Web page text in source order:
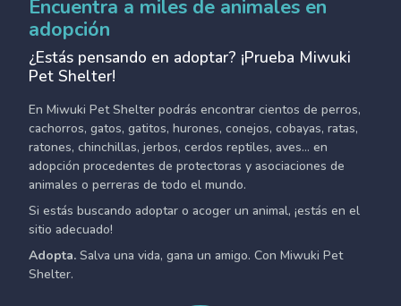
Encuentra a miles de animales en
adopción
¿Estás pensando en adoptar? ¡Prueba Miwuki
Pet Shelter!
En Miwuki Pet Shelter podrás encontrar cientos de perros,
cachorros, gatos, gatitos, hurones, conejos, cobayas, ratas,
ratones, chinchillas, jerbos, cerdos reptiles, aves... en
adopción procedentes de protectoras y asociaciones de
animales o perreras de todo el mundo.
Si estás buscando adoptar o acoger un animal, ¡estás en el
sitio adecuado!
Adopta. Salva una vida, gana un amigo. Con Miwuki Pet
Shelter.